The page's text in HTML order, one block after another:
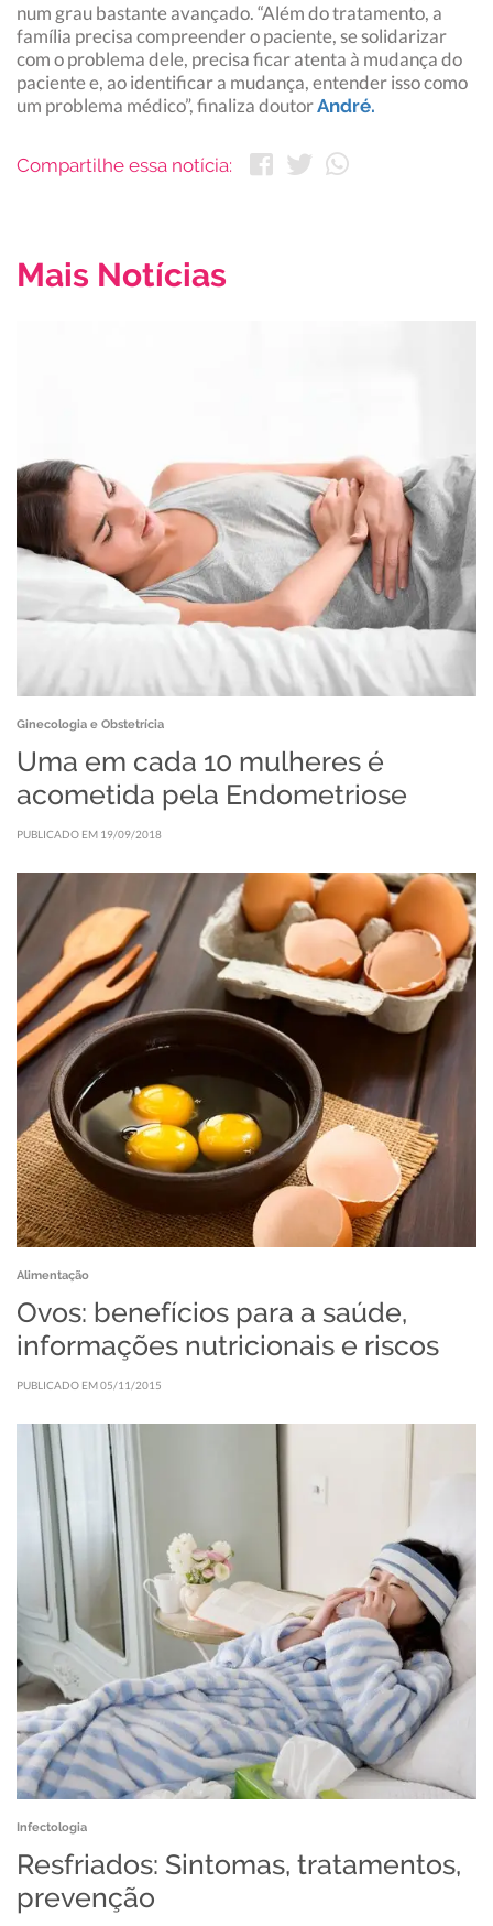
num grau bastante avançado. “Além do tratamento, a
família precisa compreender o paciente, se solidarizar
com o problema dele, precisa ficar atenta à mudança do
paciente e, ao identificar a mudança, entender isso como
um problema médico”, finaliza doutorAndré.
Compartilhe essa notícia:
Mais Notícias
Ginecologia e Obstetrícia
Uma em cada 10 mulheres é
acometida pela Endometriose
PUBLICADO EM 19/09/2018
Alimentação
Ovos: benefícios para a saúde,
informações nutricionais e riscos
PUBLICADO EM 05/11/2015
Infectologia
Resfriados: Sintomas, tratamentos,
prevenção